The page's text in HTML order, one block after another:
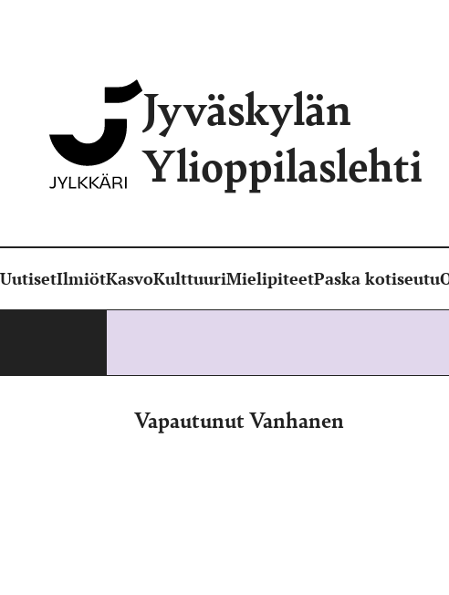
Jyväskylän
Ylioppilaslehti
UutisetIlmiötKasvoKulttuuriMielipiteetPaska kotiseutu
Vapautunut Vanhanen